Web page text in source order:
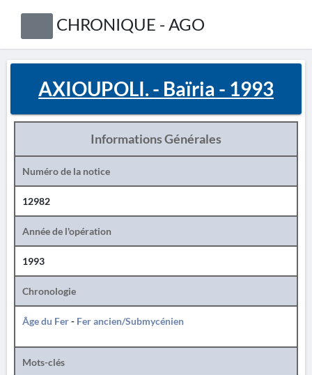
CHRONIQUE - AGO
AXIOUPOLI. - Baïria - 1993
Informations Générales
Numéro de la notice
12982
Année de l'opération
1993
Chronologie
Âge du Fer- Fer ancien/Submycénien
Mots-clés